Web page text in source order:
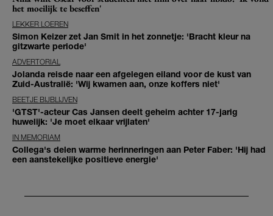
het moeilijk te beseffen'
LEKKER LOEREN
Simon Keizer zet Jan Smit in het zonnetje: 'Bracht kleur na
gitzwarte periode'
ADVERTORIAL
Jolanda reisde naar een afgelegen eiland voor de kust van
Zuid-Australië: 'Wij kwamen aan, onze koffers niet'
BEETJE BIJBLIJVEN
'GTST'-acteur Cas Jansen deelt geheim achter 17-jarig
huwelijk: 'Je moet elkaar vrijlaten'
IN MEMORIAM
Collega's delen warme herinneringen aan Peter Faber: 'Hij had
een aanstekelijke positieve energie'